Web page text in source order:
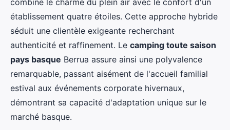
combine le charme du plein air avec le confort d'un
établissement quatre étoiles. Cette approche hybride
séduit une clientèle exigeante recherchant
authenticité et raffinement. Le camping toute saison
pays basque Berrua assure ainsi une polyvalence
remarquable, passant aisément de l'accueil familial
estival aux événements corporate hivernaux,
démontrant sa capacité d'adaptation unique sur le
marché basque.